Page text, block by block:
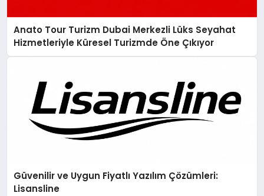
Anato Tour Turizm Dubai Merkezli Lüks Seyahat
Hizmetleriyle Küresel Turizmde Öne Çıkıyor
Güvenilir ve Uygun Fiyatlı Yazılım Çözümleri:
Lisansline